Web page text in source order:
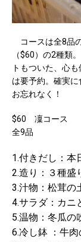
コースは全8品
（$60）の2種類
トもついた、心
は要予約。確実
お忘れなく！
$60 凜コース
全9品
1.付きだし：本
2.造り：３種盛
3.汁物：松茸の
4.サラダ：カニ
5.温物：冬瓜の
6.冷し鉢 ：牛